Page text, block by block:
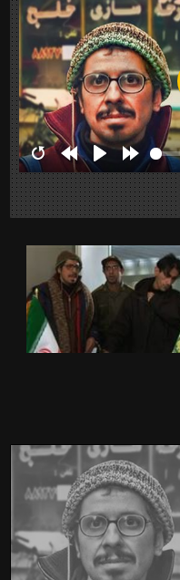
RestartRewind
10s
Play Forward
10s